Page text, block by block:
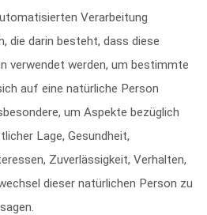
Verarbeitung
die darin besteht, dass diese
verwendet werden, um bestimmte
auf eine natürliche Person
um Aspekte bezüglich
Lage, Gesundheit,
Zuverlässigkeit, Verhalten,
dieser natürlichen Person zu